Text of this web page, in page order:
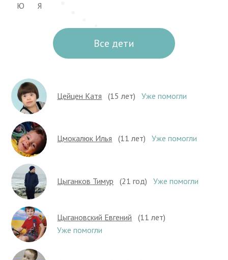
Ю
Я
Все дети
Цейцен Катя (15 лет) Уже помогли
Цмокалюк Илья (11 лет) Уже помогли
Цыганков Тимур (21 год) Уже помогли
Цыгановский Евгений
(11 лет)
Уже помогли